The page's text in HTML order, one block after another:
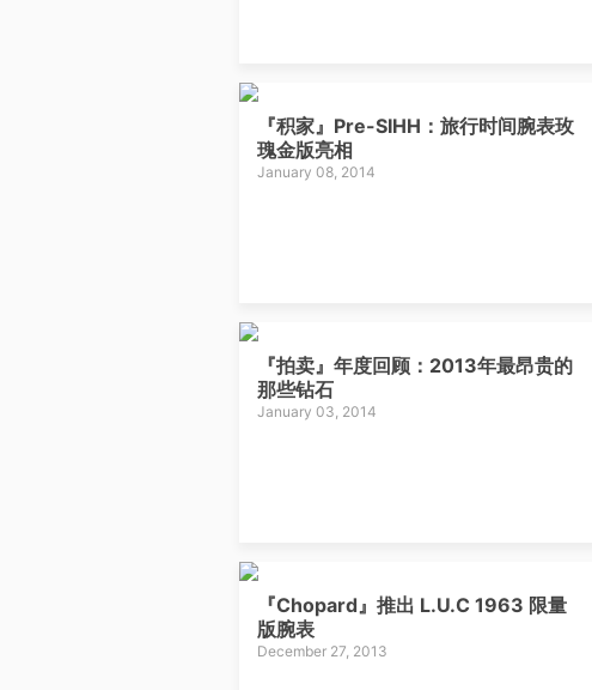
『积家』Pre-SIHH：旅行时间腕表玫
瑰金版亮相
January 08, 2014
『拍卖』年度回顾：2013年最昂贵的
那些钻石
January 03, 2014
『Chopard』推出 L.U.C 1963 限量
版腕表
December 27, 2013